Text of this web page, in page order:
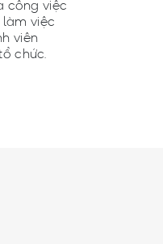
công việc
việc
viên
chức.